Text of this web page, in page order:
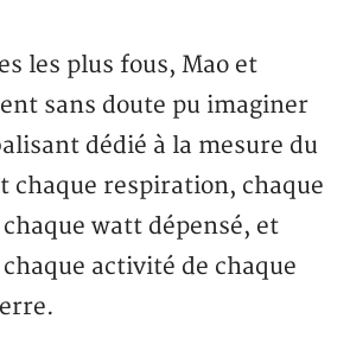
les plus fous, Mao et
sans doute pu imaginer
dédié à la mesure du
chaque respiration, chaque
watt dépensé, et
activité de chaque